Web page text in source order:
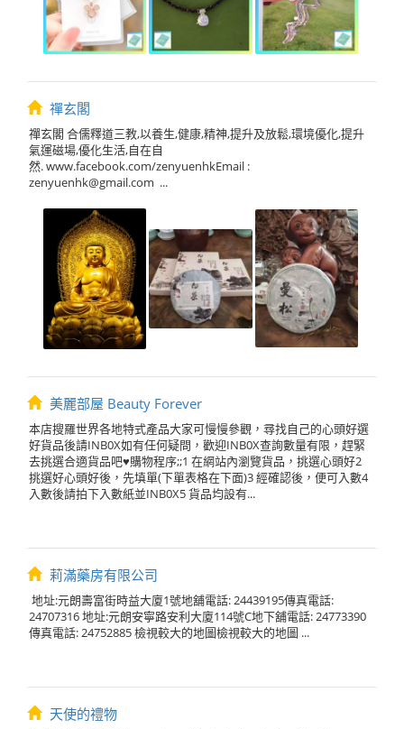
禪玄閣
禪玄閣 合儒釋道三教,以養生,健康,精神,提升及放鬆,環境優化,提升
氣運磁場,優化生活,自在自
然. www.facebook.com/zenyuenhkEmail :
zenyuenhk@gmail.com ...
美麗部屋 Beauty Forever
本店搜羅世界各地特式產品大家可慢慢參觀，尋找自己的心頭好選
好貨品後請INB0X如有任何疑問，歡迎INB0X查詢數量有限，趕緊
去挑選合適貨品吧♥購物程序;;1 在網站內瀏覽貨品，挑選心頭好2
挑選好心頭好後，先填單(下單表格在下面)3 經確認後，便可入數4
入數後請拍下入數紙並INB0X5 貨品均設有...
莉滿藥房有限公司
地址:元朗壽富街時益大廈1號地舖電話: 24439195傳真電話:
24707316 地址:元朗安寧路安利大廈114號C地下舖電話: 24773390
傳真電話: 24752885 檢視較大的地圖檢視較大的地圖 ...
天使的禮物